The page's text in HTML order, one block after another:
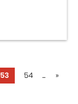
53 54 ... »